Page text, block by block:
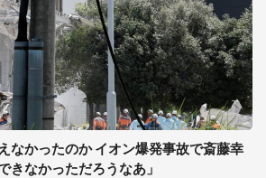
なかったのか イオン爆発事故で斎藤幸
きなかっただろうなあ」